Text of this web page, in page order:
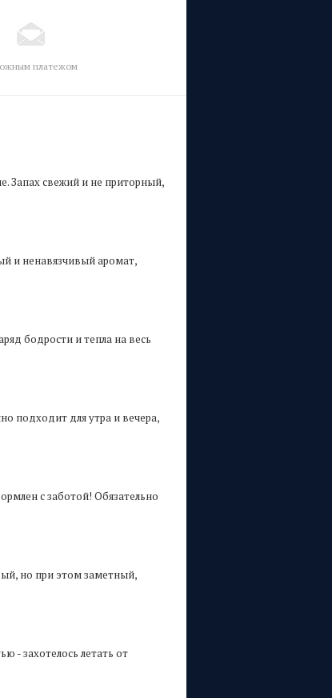
платежом
Запах свежий и не приторный,
и ненавязчивый аромат,
бодрости и тепла на весь
подходит для утра и вечера,
с заботой! Обязательно
но при этом заметный,
- захотелось летать от